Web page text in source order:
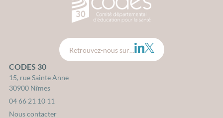
Retrouvez-nous sur… LinkedIn
Twitter
CODES 30
15, rue Sainte Anne
30900 Nîmes
04 66 21 10 11
Nous contacter